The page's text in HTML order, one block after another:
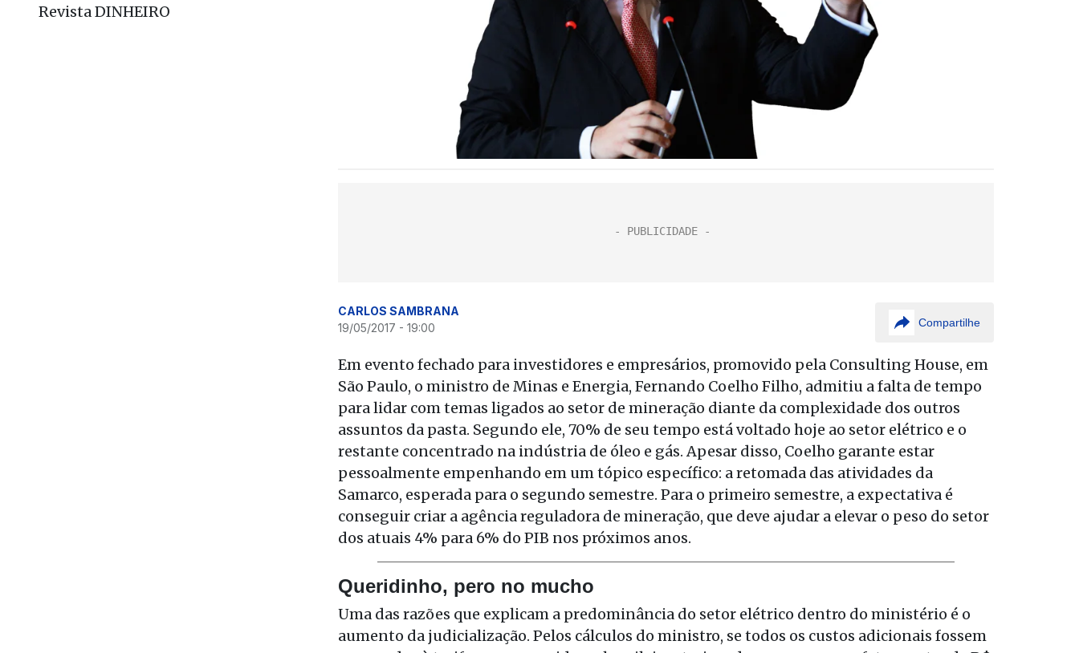
Revista DINHEIRO
CARLOS SAMBRANA
19/05/2017 - 19:00
Compartilhe
Em evento fechado para investidores e empresários, promovido pela Consulting House, em
São Paulo, o ministro de Minas e Energia, Fernando Coelho Filho, admitiu a falta de tempo
para lidar com temas ligados ao setor de mineração diante da complexidade dos outros
assuntos da pasta. Segundo ele, 70% de seu tempo está voltado hoje ao setor elétrico e o
restante concentrado na indústria de óleo e gás. Apesar disso, Coelho garante estar
pessoalmente empenhando em um tópico específico: a retomada das atividades da
Samarco, esperada para o segundo semestre. Para o primeiro semestre, a expectativa é
conseguir criar a agência reguladora de mineração, que deve ajudar a elevar o peso do setor
dos atuais 4% para 6% do PIB nos próximos anos.
Queridinho, pero no mucho
Uma das razões que explicam a predominância do setor elétrico dentro do ministério é o
aumento da judicialização. Pelos cálculos do ministro, se todos os custos adicionais fossem